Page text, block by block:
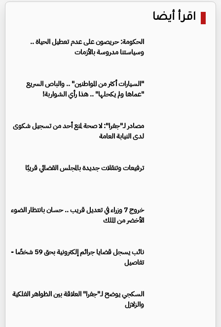
اقرأ أيضا
الحكومة: حريصون على عدم تعطيل الحياة ..
وسياستنا مدروسة بالأزمات
"السيارات أكثر من المواطنين" .. والباص السريع
"عماها ولم يكحلها" .. هذا رأي الشواربة!
مصادر لـ"جفرا": لا صحة لمنع أحد من تسجيل شكوى
لدى النيابة العامة
ترفيعات وتنقلات جديدة بالمجلس القضائي قريبًا
خروج 7 وزراء في تعديل قريب .. حسان بانتظار الضوء
الأخضر من الملك
نائب يسجل قضايا جرائم إلكترونية بحق 59 شخصًا -
تفاصيل
السكجي يوضح لـ"جفرا" العلاقة بين الظواهر الفلكية
والزلازل